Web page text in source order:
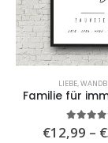
LIEBE,
Familie für
5.00
€12,99 – €